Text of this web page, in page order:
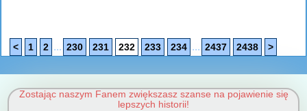
< 1 2 ... 230 231 232 233 234 ... 2437 2438 >
Zostając naszym Fanem zwiększasz szanse na pojawienie się
lepszych historii!